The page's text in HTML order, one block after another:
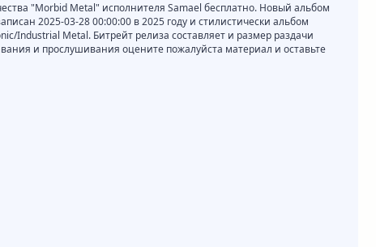
"Morbid Metal" исполнителя Samael бесплатно. Новый альбом
2025-03-28 00:00:00 в 2025 году и стилистически альбом
Industrial Metal. Битрейт релиза составляет и размер раздачи
и прослушивания оцените пожалуйста материал и оставьте